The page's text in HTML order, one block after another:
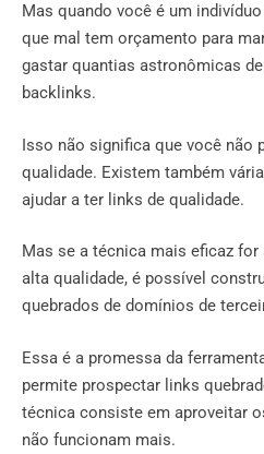
Mas quando você é um
que mal tem orçamento para
gastar quantias astronômicas
backlinks.
Isso não significa que você não
qualidade. Existem também
ajudar a ter links de qualidade.
Mas se a técnica mais eficaz
alta qualidade, é possível
quebrados de domínios de
Essa é a promessa da
permite prospectar links
técnica consiste em aproveitar
não funcionam mais.